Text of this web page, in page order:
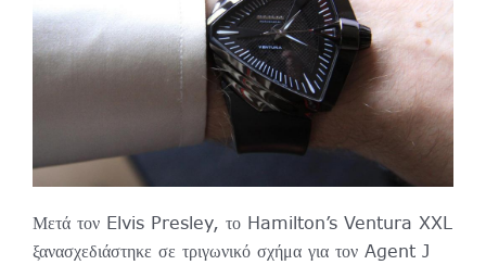
Μετά τον Elvis Presley, το Hamilton’s Ventura XXL
ξανασχεδιάστηκε σε τριγωνικό σχήμα για τον Agent J